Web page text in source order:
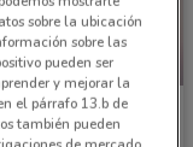
Express
sobre la ubicación
sobre las
pueden ser
y mejorar la
el párrafo 13.b de
también pueden